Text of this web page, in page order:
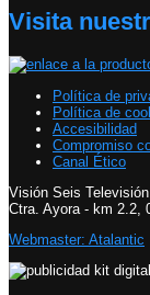
Visita
Política de
Política de
Accesibilidad
Compromiso
Canal Ético
Visión Seis
Ctra. Ayora - km 2.2,
Webmaster: Atalantic